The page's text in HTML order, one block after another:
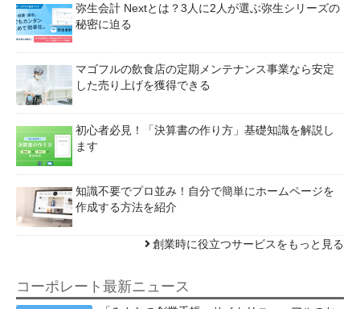
弥生会計 Nextとは？3人に2人が選ぶ弥生シリーズの
秘密に迫る
マゴフルの飲食店の定期メンテナンス事業なら安定
した売り上げを獲得できる
初心者必見！「決算書の作り方」基礎知識を解説し
ます
知識不要でプロ並み！自分で簡単にホームページを
作成する方法を紹介
創業時に役立つサービスをもっと見る
コーポレート最新ニュース